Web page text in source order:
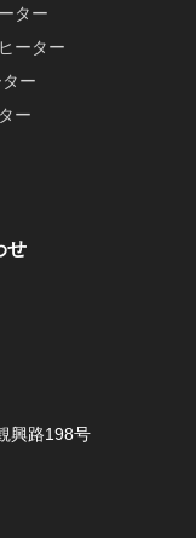
ター
ーター
ー
ー
せ
興路198号